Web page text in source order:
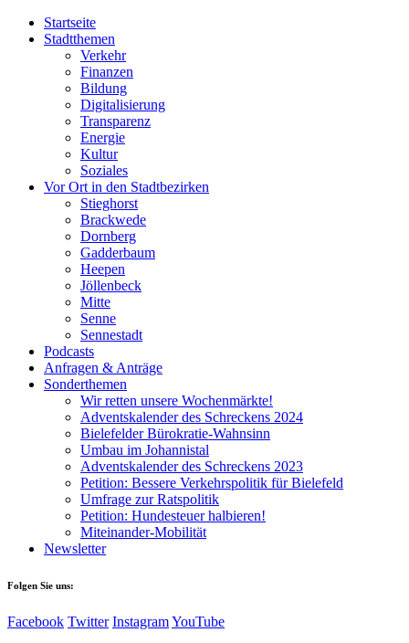
Startseite
Stadtthemen
Verkehr
Finanzen
Bildung
Digitalisierung
Transparenz
Energie
Kultur
Soziales
Vor Ort in den Stadtbezirken
Stieghorst
Brackwede
Dornberg
Gadderbaum
Heepen
Jöllenbeck
Mitte
Senne
Sennestadt
Podcasts
Anfragen & Anträge
Sonderthemen
Wir retten unsere Wochenmärkte!
Adventskalender des Schreckens 2024
Bielefelder Bürokratie-Wahnsinn
Umbau im Johannistal
Adventskalender des Schreckens 2023
Petition: Bessere Verkehrspolitik für Bielefeld​​
Umfrage zur Ratspolitik
Petition: Hundesteuer halbieren!
Miteinander-Mobilität
Newsletter
Folgen Sie uns:
Facebook Twitter InstagramYouTube